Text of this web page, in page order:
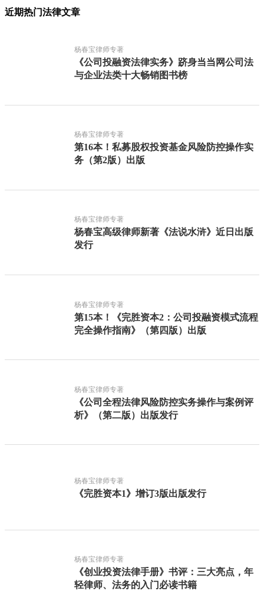
近期热门法律文章
杨春宝律师专著
《公司投融资法律实务》跻身当当网公司法
与企业法类十大畅销图书榜
杨春宝律师专著
第16本！私募股权投资基金风险防控操作实
务（第2版）出版
杨春宝律师专著
杨春宝高级律师新著《法说水浒》近日出版
发行
杨春宝律师专著
第15本！《完胜资本2：公司投融资模式流程
完全操作指南》（第四版）出版
杨春宝律师专著
《公司全程法律风险防控实务操作与案例评
析》（第二版）出版发行
杨春宝律师专著
《完胜资本1》增订3版出版发行
杨春宝律师专著
《创业投资法律手册》书评：三大亮点，年
轻律师、法务的入门必读书籍